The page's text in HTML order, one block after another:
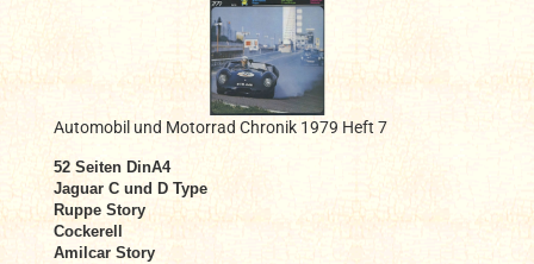
Automobil und Motorrad Chronik 1979 Heft 7
52 Seiten DinA4
Jaguar C und D Type
Ruppe Story
Cockerell
Amilcar Story